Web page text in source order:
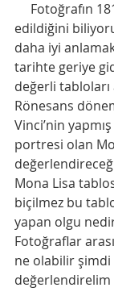
edildiğini
daha iyi
tarihte geriye
değerli tabloları
Rönesans
Vinci’nin
portresi olan
Mona Lisa
biçilmez bu
yapan olgu
Fotoğraflar
ne olabilir şimdi
değerlendirelim